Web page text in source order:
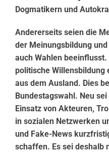
Dogmatikern und
Andererseits seien die
der Meinungsbildung
auch Wahlen
politische Willensbildung
aus dem Ausland. Dies
Bundestagswahl. Neu
Einsatz von Akteuren,
in sozialen Netzwerken
und Fake-News
schaffen. Es sei deshalb